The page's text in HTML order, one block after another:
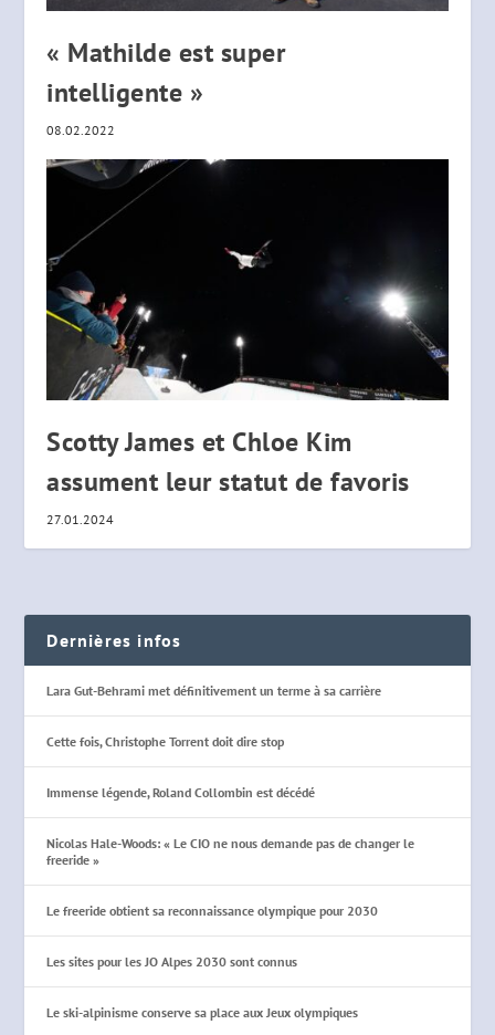
« Mathilde est super
intelligente »
08.02.2022
Scotty James et Chloe Kim
assument leur statut de favoris
27.01.2024
Dernières infos
Lara Gut-Behrami met définitivement un terme à sa carrière
Cette fois, Christophe Torrent doit dire stop
Immense légende, Roland Collombin est décédé
Nicolas Hale-Woods: « Le CIO ne nous demande pas de changer le
freeride »
Le freeride obtient sa reconnaissance olympique pour 2030
Les sites pour les JO Alpes 2030 sont connus
Le ski-alpinisme conserve sa place aux Jeux olympiques